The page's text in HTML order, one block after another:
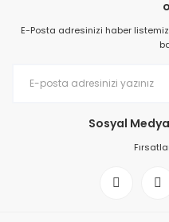
E-Posta adresinizi haber
Sosyal